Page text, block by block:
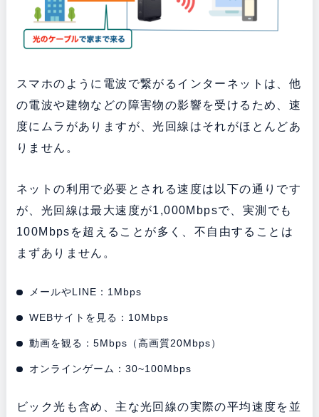
スマホのように電波で繋がるインターネットは、他
の電波や建物などの障害物の影響を受けるため、速
度にムラがありますが、光回線はそれがほとんどあ
りません。
ネットの利用で必要とされる速度は以下の通りです
が、光回線は最大速度が1,000Mbpsで、実測でも
100Mbpsを超えることが多く、不自由することは
まずありません。
メールやLINE：1Mbps
WEBサイトを見る：10Mbps
動画を観る：5Mbps（高画質20Mbps）
オンラインゲーム：30~100Mbps
ビック光も含め、主な光回線の実際の平均速度を並